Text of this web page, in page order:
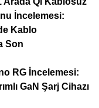
İncelemesi:
Kablo
Son
RG İncelemesi:
GaN Şarj Cihazı